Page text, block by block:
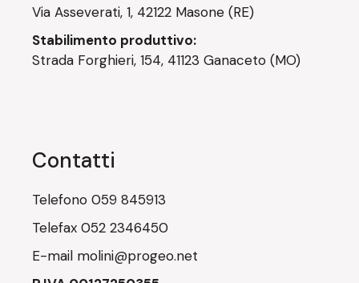
Via Asseverati, 1, 42122 Masone (RE)
Stabilimento produttivo:
Strada Forghieri, 154, 41123 Ganaceto (MO)
Contatti
Telefono059 845913
Telefax052 2346450
E-mail molini@progeo.net